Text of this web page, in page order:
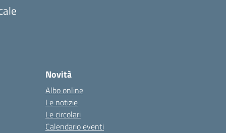
Novità
Albo online
Le notizie
Le circolari
Calendario eventi